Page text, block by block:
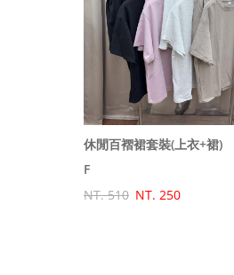
休閒百褶裙套裝(上衣+裙)
F
NT. 510 NT. 250